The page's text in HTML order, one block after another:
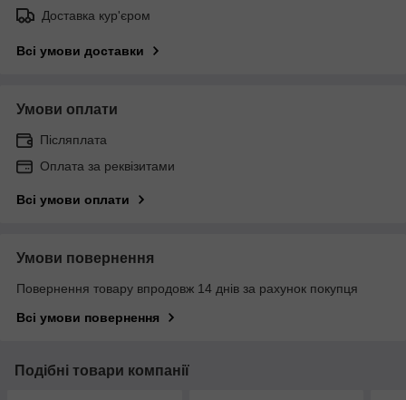
Доставка кур'єром
Всі умови доставки
Умови оплати
Післяплата
Оплата за реквізитами
Всі умови оплати
Умови повернення
Повернення товару впродовж 14 днів за рахунок покупця
Всі умови повернення
Подібні товари компанії